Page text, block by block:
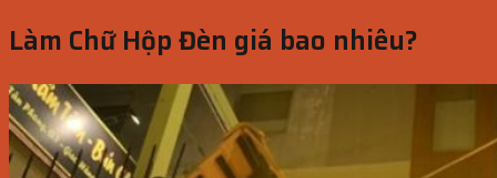
Làm Chữ Hộp Đèn giá bao nhiêu?